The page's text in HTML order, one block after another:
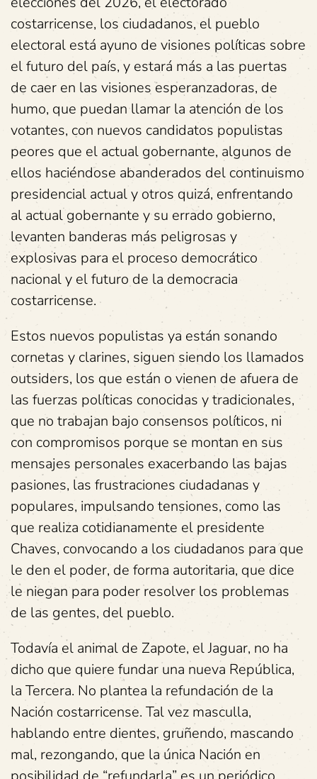
costarricense, los ciudadanos, el pueblo
electoral está ayuno de visiones políticas sobre
el futuro del país, y estará más a las puertas
de caer en las visiones esperanzadoras, de
humo, que puedan llamar la atención de los
votantes, con nuevos candidatos populistas
peores que el actual gobernante, algunos de
ellos haciéndose abanderados del continuismo
presidencial actual y otros quizá, enfrentando
al actual gobernante y su errado gobierno,
levanten banderas más peligrosas y
explosivas para el proceso democrático
nacional y el futuro de la democracia
costarricense.
Estos nuevos populistas ya están sonando
cornetas y clarines, siguen siendo los llamados
outsiders, los que están o vienen de afuera de
las fuerzas políticas conocidas y tradicionales,
que no trabajan bajo consensos políticos, ni
con compromisos porque se montan en sus
mensajes personales exacerbando las bajas
pasiones, las frustraciones ciudadanas y
populares, impulsando tensiones, como las
que realiza cotidianamente el presidente
Chaves, convocando a los ciudadanos para que
le den el poder, de forma autoritaria, que dice
le niegan para poder resolver los problemas
de las gentes, del pueblo.
Todavía el animal de Zapote, el Jaguar, no ha
dicho que quiere fundar una nueva República,
la Tercera. No plantea la refundación de la
Nación costarricense. Tal vez masculla,
hablando entre dientes, gruñendo, mascando
mal, rezongando, que la única Nación en